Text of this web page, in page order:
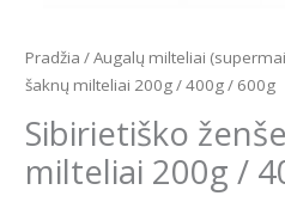
Pradžia /Augalų milteliai
šaknų milteliai 200g / 400g / 600g
Sibirietiško
milteliai 200g /